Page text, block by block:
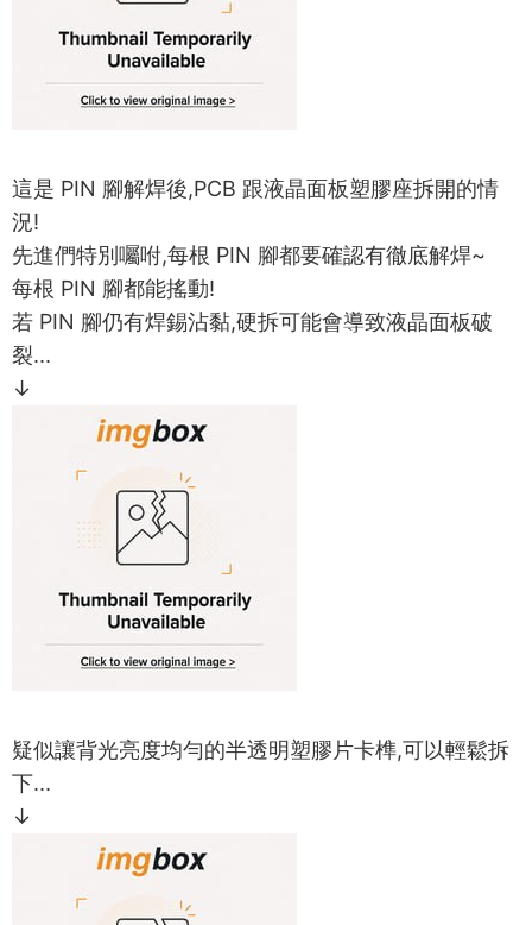
這是 PIN 腳解焊後,PCB 跟液晶面板塑膠座拆開的情
況!
先進們特別囑咐,每根 PIN 腳都要確認有徹底解焊~
每根 PIN 腳都能搖動!
若 PIN 腳仍有焊錫沾黏,硬拆可能會導致液晶面板破
裂...
↓
疑似讓背光亮度均勻的半透明塑膠片卡榫,可以輕鬆拆
下...
↓